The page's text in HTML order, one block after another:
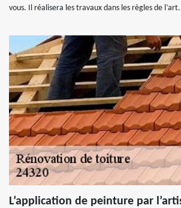
vous. Il réalisera les travaux dans les règles de l’art.
L’application de peinture par